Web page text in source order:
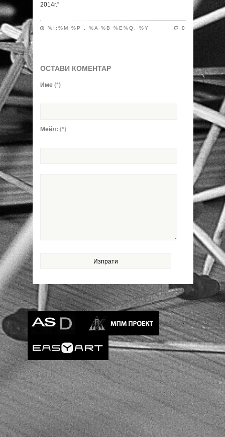
2014г.”
%I:%M %P , %A %B %E%Q, %Y 0
ОСТАВИ КОМЕНТАР
Име (*)
Мейл: (*)